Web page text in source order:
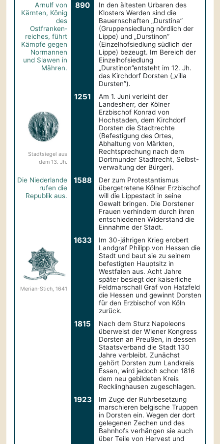
Arnulf von
Kärnten, König
des
Ostfranken­
reiches, führt
Kämpfe gegen
Normannen
und Slawen in
Mähren.
890
In den ältesten Urbaren des
Klosters Werden sind die
Bauernschaften „Durstina”
(Gruppensiedlung nördlich der
Lippe) und „Durstinon”
(Einzelhofsiedlung südlich der
Lippe) bezeugt. Im Bereich der
Einzelhofsiedlung
„Durstinon”entsteht im 12. Jh.
das Kirchdorf Dorsten („villa
Dursten”).
Stadtsiegel aus
dem 13. Jh.
1251
Am 1. Juni verleiht der
Landesherr, der Kölner
Erzbischof Konrad von
Hochstaden, dem Kirchdorf
Dorsten die Stadtrechte
(Befestigung des Ortes,
Abhaltung von Märkten,
Rechtsprechung nach dem
Dortmunder Stadtrecht, Selbst-
verwaltung der Bürger).
Die Niederlande
rufen die
Republik aus.
1588
Der zum Protestantismus
übergetretene Kölner Erzbischof
will die Lippestadt in seine
Gewalt bringen. Die Dorstener
Frauen verhindern durch ihren
entschiedenen Widerstand die
Einnahme der Stadt.
Merian-Stich, 1641
1633
Im 30-jährigen Krieg erobert
Landgraf Philipp von Hessen die
Stadt und baut sie zu seinem
befestigten Hauptsitz in
Westfalen aus. Acht Jahre
später besiegt der kaiserliche
Feldmarschall Graf von Hatzfeld
die Hessen und gewinnt Dorsten
für den Erzbischof von Köln
zurück.
1815
Nach dem Sturz Napoleons
überweist der Wiener Kongress
Dorsten an Preußen, in dessen
Staatsverband die Stadt 130
Jahre verbleibt. Zunächst
gehört Dorsten zum Landkreis
Essen, wird jedoch schon 1816
dem neu gebildeten Kreis
Recklinghausen zugeschlagen.
1923
Im Zuge der Ruhrbesetzung
marschieren belgische Truppen
in Dorsten ein. Wegen der dort
gelegenen Zechen und des
Bahnhofs verhängen sie auch
über Teile von Hervest und